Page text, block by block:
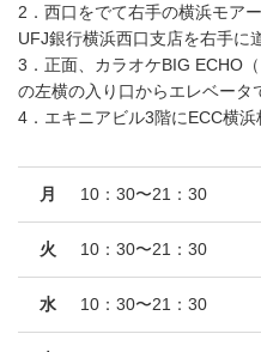
2．西口をでて右手の横浜モア
UFJ銀行横浜西口支店を右手に
3．正面、カラオケBIG ECHO
の左横の入り口からエレベータ
4．エキニアビル3階にECC横浜
月 10：30〜21：30
火 10：30〜21：30
水 10：30〜21：30